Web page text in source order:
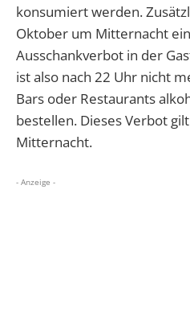
konsumiert werden.
Oktober um Mitternacht
Ausschankverbot in der
ist also nach 22 Uhr nicht
Bars oder Restaurants
bestellen. Dieses Verbot
Mitternacht.
- Anzeige -